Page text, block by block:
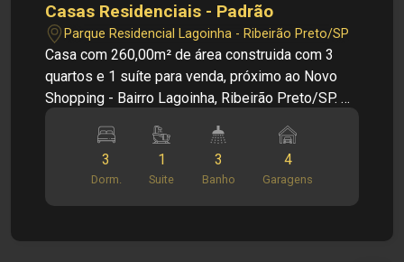
Casas Residenciais - Padrão
Parque Residencial Lagoinha - Ribeirão Preto/SP
Casa com 260,00m² de área construida com 3
quartos e 1 suíte para venda, próximo ao Novo
Shopping - Bairro Lagoinha, Ribeirão Preto/SP. O
ventilação e excelente aproveitamento dos
espaços Principais informações do imóvel: -
Casa padrão - Bairro Lagoinha - Sala com 3
ambientes - Escritório - Copa - Cozinha com
3
Dorm.
1
Suite
3
Banho
4
Garagens